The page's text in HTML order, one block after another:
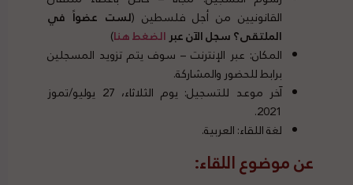
القانونيين من أجل فلسطين (لست عضواً في
الملتقى؟ سجل الآن عبرالضغط هنا)
المكان: عبر الإنترنت – سوف يتم تزويد المسجلين
برابط للحضور والمشاركة.
آخر موعد للتسجيل: يوم الثلاثاء، 27 يوليو/تموز
2021.
لغة اللقاء: العربية.
عن موضوع اللقاء: